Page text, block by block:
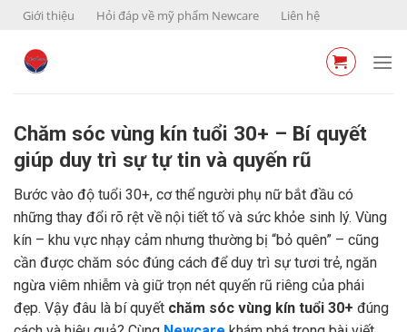
Skip
content
Giới thiệu Hỏi đáp về mỹ phẩm Newcare Liên hệ
Chăm sóc vùng kín tuổi 30+ – Bí quyết
giúp duy trì sự tự tin và quyến rũ
Bước vào độ tuổi 30+, cơ thể người phụ nữ bắt đầu có
những thay đổi rõ rệt về nội tiết tố và sức khỏe sinh lý. Vùng
kín – khu vực nhạy cảm nhưng thường bị “bỏ quên” – cũng
cần được chăm sóc đúng cách để duy trì sự tươi trẻ, ngăn
ngừa viêm nhiễm và giữ trọn nét quyến rũ riêng của phái
đẹp. Vậy đâu là bí quyết chăm sóc vùng kín tuổi 30+ đúng